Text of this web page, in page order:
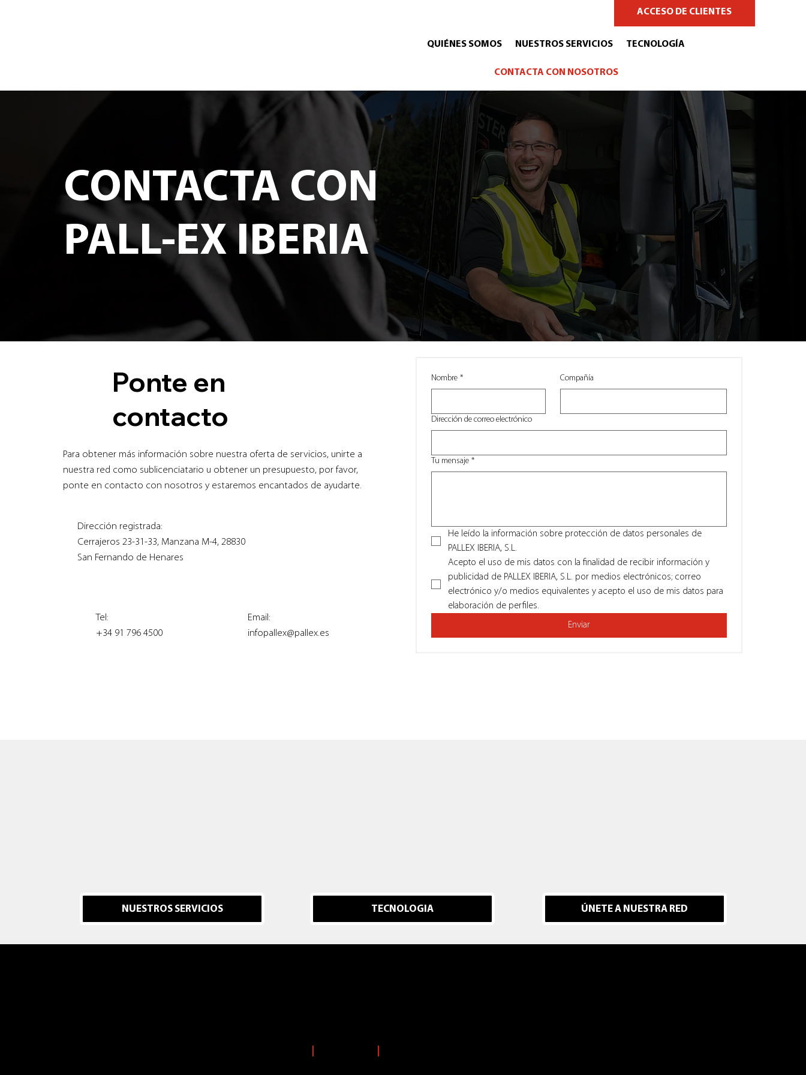
ACCESO DE CLIENTES
QUIÉNES SOMOS NUESTROS SERVICIOS TECNOLOGÍA
CONTACTA CON NOSOTROS
CONTACTA CON
PALL-EX IBERIA
Ponte en
contacto
Para obtener más información sobre nuestra oferta de servicios, unirte a
nuestra red como sublicenciatario u obtener un presupuesto, por favor,
ponte en contacto con nosotros y estaremos encantados de ayudarte.
Tel:
+34 91 796 4500
Email:
infopallex@pallex.es
Dirección registrada:
Cerrajeros 23-31-33, Manzana M-4, 28830
San Fernando de Henares
Nombre * Compañía
Dirección de correo electrónico
Tu mensaje *
He leído la información sobre protección de datos personales de
PALLEX IBERIA, S.L.
Acepto el uso de mis datos con la finalidad de recibir información y
publicidad de PALLEX IBERIA, S.L. por medios electrónicos; correo
electrónico y/o medios equivalentes y acepto el uso de mis datos para
elaboración de perfiles.
Enviar
NUESTROS SERVICIOS TECNOLOGIA ÚNETE A NUESTRA RED